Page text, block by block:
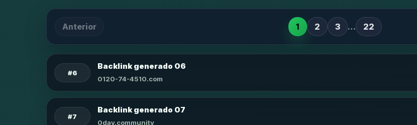
Anterior 1 2 3 … 22
#6
Backlink generado 06
0120-74-4510.com
#7
Backlink generado 07
0day.community